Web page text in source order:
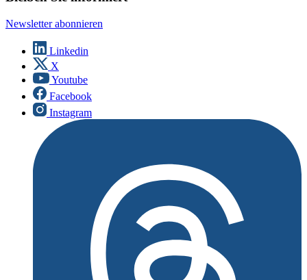
Newsletter abonnieren
Linkedin
X
Youtube
Facebook
Instagram